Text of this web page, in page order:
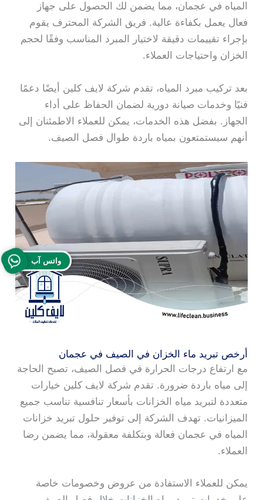
المياه في عجمان، مما يضمن لك الحصول على جهاز
فعال يعمل بكفاءة عالية. فريق الشركة المحترف يقوم
بإجراء تقييمات دقيقة لاختيار المبرد المناسب وفقًا لحجم
الخزان واحتياجات العملاء.
بعد تركيب مبرد المياه، تقدم شركة لايف كلين أيضًا دعمًا
فنيًا وخدمات صيانة دورية لضمان الحفاظ على أداء
الجهاز. بفضل هذه الخدمات، يمكن للعملاء الاطمئنان إلى
أنهم سيستمتعون بمياه باردة طوال فصل الصيف.
أرخص تبريد ماء الخزان في الصيف في عجمان
مع ارتفاع درجات الحرارة في فصل الصيف، تصبح الحاجة
إلى مياه باردة ضرورة. تقدم شركة لايف كلين خيارات
متعددة لتبريد مياه الخزانات بأسعار تنافسية تناسب جميع
الميزانيات. تهدف الشركة إلى توفير حلول تبريد خزانات
المياه في عجمان فعالة وبتكلفة معقولة، مما يضمن رضا
العملاء.
يمكن للعملاء الاستفادة من عروض وخصومات خاصة
واتس آب